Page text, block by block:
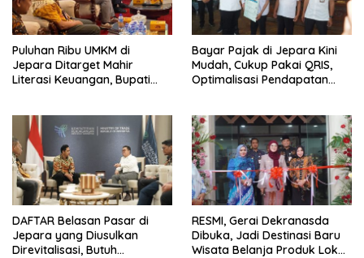
Puluhan Ribu UMKM di
Jepara Ditarget Mahir
Literasi Keuangan, Bupati
Bayar Pajak di Jepara Kini
Mudah, Cukup Pakai QRIS,
Optimalisasi Pendapatan
DAFTAR Belasan Pasar di
Jepara yang Diusulkan
Direvitalisasi, Butuh
RESMI, Gerai Dekranasda
Dibuka, Jadi Destinasi Baru
Wisata Belanja Produk Lokal